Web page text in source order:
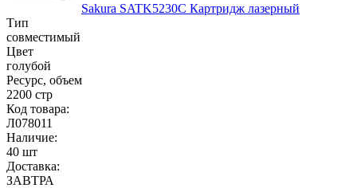
Sakura SATK5230C Картридж лазерный
Тип
совместимый
Цвет
голубой
Ресурс, объем
2200 стр
Код товара:
Л078011
Наличие:
40 шт
Доставка:
ЗАВТРА